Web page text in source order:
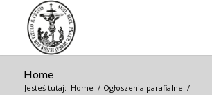
Home
Jesteś tutaj: Home / Ogłoszenia parafialne /